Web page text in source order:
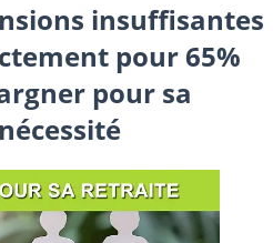
insuffisantes
pour 65%
pour sa